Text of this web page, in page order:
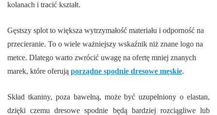
kolanach i tracić kształt.
Gęstszy splot to większa wytrzymałość materiału i odporność na
przecieranie. To o wiele ważniejszy wskaźnik niż znane logo na
metce. Dlatego warto zwrócić uwagę na ofertę mniej znanych
marek, które oferują porządne spodnie dresowe męskie.
Skład tkaniny, poza bawełną, może być uzupełniony o elastan,
dzięki czemu dresowe spodnie będą bardziej rozciągliwe lub